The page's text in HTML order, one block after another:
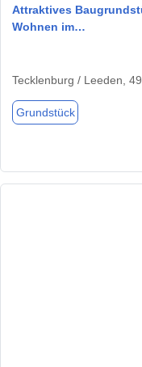
Attraktives
Wohnen im…
Tecklenburg / Leeden,
Grundstück